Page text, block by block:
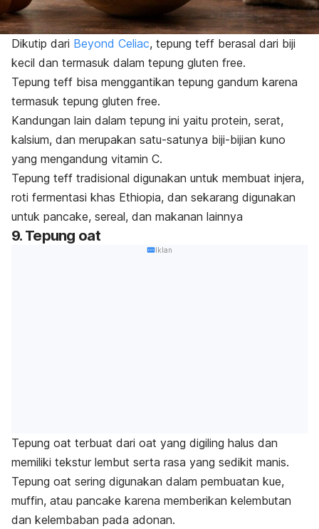
Dikutip dari Beyond Celiac, tepung teff berasal dari biji
kecil dan termasuk dalam tepung gluten free.
Tepung teff bisa menggantikan tepung gandum karena
termasuk tepung gluten free.
Kandungan lain dalam tepung ini yaitu protein, serat,
kalsium, dan merupakan satu-satunya biji-bijian kuno
yang mengandung vitamin C.
Tepung teff tradisional digunakan untuk membuat injera,
roti fermentasi khas Ethiopia, dan sekarang digunakan
untuk pancake, sereal, dan makanan lainnya
9. Tepung oat
Iklan
Tepung oat terbuat dari oat yang digiling halus dan
memiliki tekstur lembut serta rasa yang sedikit manis.
Tepung oat sering digunakan dalam pembuatan kue,
muffin, atau pancake karena memberikan kelembutan
dan kelembaban pada adonan.